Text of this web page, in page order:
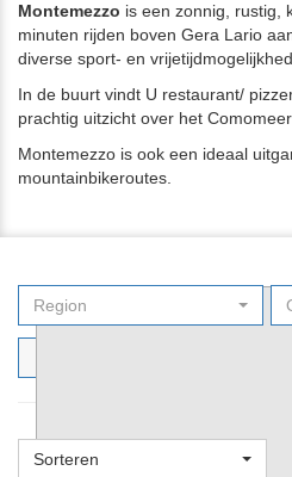
Montemezzo is een zonnig, rustig,
minuten rijden boven Gera Lario
diverse sport- en
In de buurt vindt U restaurant/
prachtig uitzicht over het
Montemezzo is ook een ideaal
mountainbikeroutes.
Region
Sorteren